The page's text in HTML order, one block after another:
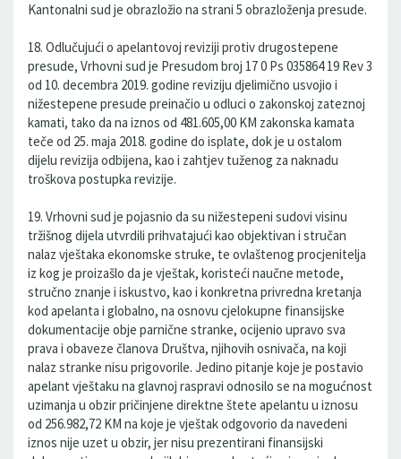
Kantonalni sud je obrazložio na strani 5 obrazloženja presude.
18. Odlučujući o apelantovoj reviziji protiv drugostepene
presude, Vrhovni sud je Presudom broj 17 0 Ps 035864 19 Rev 3
od 10. decembra 2019. godine reviziju djelimično usvojio i
nižestepene presude preinačio u odluci o zakonskoj zateznoj
kamati, tako da na iznos od 481.605,00 KM zakonska kamata
teče od 25. maja 2018. godine do isplate, dok je u ostalom
dijelu revizija odbijena, kao i zahtjev tuženog za naknadu
troškova postupka revizije.
19. Vrhovni sud je pojasnio da su nižestepeni sudovi visinu
tržišnog dijela utvrdili prihvatajući kao objektivan i stručan
nalaz vještaka ekonomske struke, te ovlaštenog procjenitelja
iz kog je proizašlo da je vještak, koristeći naučne metode,
stručno znanje i iskustvo, kao i konkretna privredna kretanja
kod apelanta i globalno, na osnovu cjelokupne finansijske
dokumentacije obje parnične stranke, ocijenio upravo sva
prava i obaveze članova Društva, njihovih osnivača, na koji
nalaz stranke nisu prigovorile. Jedino pitanje koje je postavio
apelant vještaku na glavnoj raspravi odnosilo se na mogućnost
uzimanja u obzir pričinjene direktne štete apelantu u iznosu
od 256.982,72 KM na koje je vještak odgovorio da navedeni
iznos nije uzet u obzir, jer nisu prezentirani finansijski